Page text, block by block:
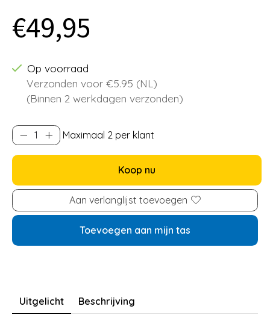
€49,95
Op voorraad
Verzonden voor €5.95 (NL)
(Binnen 2 werkdagen verzonden)
Maximaal 2 per klant
Koop nu
Aan verlanglijst toevoegen
Toevoegen aan mijn tas
Uitgelicht Beschrijving